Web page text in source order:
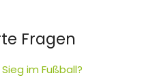
Fragen
im Fußball?